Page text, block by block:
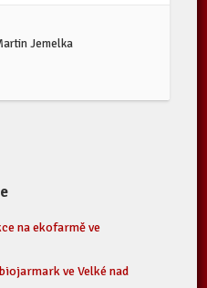
Jemelka
na ekofarmě ve
ve Velké nad